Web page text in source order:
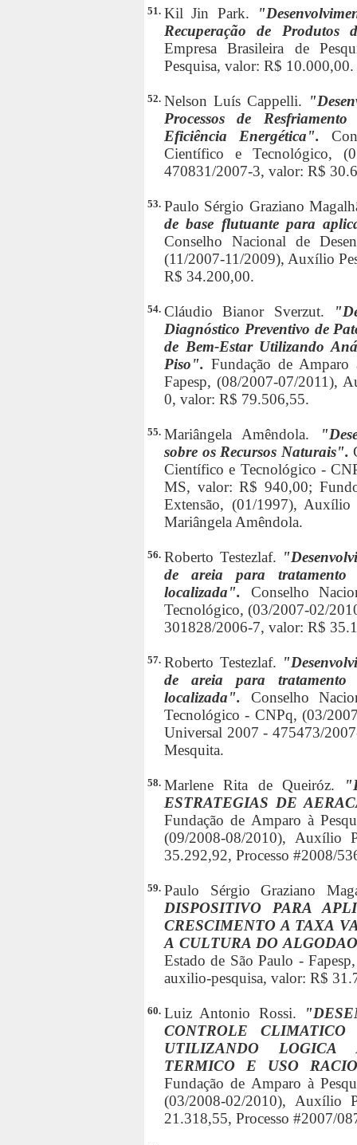
51. Kil Jin Park.
Recuperação de
Empresa Brasileira de
Pesquisa, valor: R$ 10.000,00.
52. Nelson Luís Cappelli.
Processos de
Eficiência Energética".
Científico e Tecnológico,
470831/2007-3, valor: R$
53. Paulo Sérgio Graziano
de base flutuante para
Conselho Nacional de
(11/2007-11/2009), Auxílio
R$ 34.200,00.
54. Cláudio Bianor Sverzut.
Diagnóstico Preventivo de
de Bem-Estar Utilizando
Piso".Fundação de
Fapesp, (08/2007-07/2011),
0, valor: R$ 79.506,55.
55. Mariângela Amêndola.
sobre os Recursos Naturais".
Científico e Tecnológico -
MS, valor: R$ 940,00;
Extensão, (01/1997),
Mariângela Amêndola.
56. Roberto Testezlaf.
de areia para
localizada". Conselho
Tecnológico, (03/2007-02/
301828/2006-7, valor: R$
57. Roberto Testezlaf.
de areia para
localizada". Conselho
Tecnológico - CNPq, (03/
Universal 2007 - 475473/
Mesquita.
58. Marlene Rita de Queiróz.
ESTRATEGIAS DE
Fundação de Amparo à
(09/2008-08/2010), Auxílio
35.292,92, Processo #2008/
59. Paulo Sérgio Graziano
DISPOSITIVO PARA
CRESCIMENTO A TAXA
A CULTURA DO
Estado de São Paulo -
auxilio-pesquisa, valor: R$
60. Luiz Antonio Rossi.
CONTROLE
UTILIZANDO LOGICA
TERMICO E USO
Fundação de Amparo à
(03/2008-02/2010), Auxílio
21.318,55, Processo #2007/